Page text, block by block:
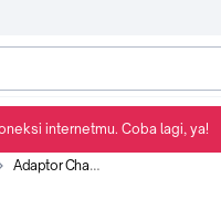
Adaptor Charger casan laptop Acer Swift 3 19V-3.42A (65W)
internetmu. Coba lagi, ya!